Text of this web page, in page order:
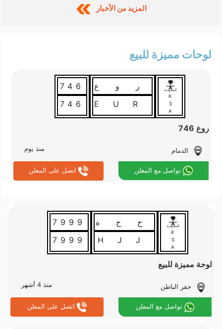
المزيد من الأخبار
لوحات مميزة للبيع
السعودية
K
S
A
ر و ع
RUE
746
746
روع 746
الدمام منذ يوم
اتصل على المعلن تواصل مع المعلن
السعودية
K
S
A
ح ح ه
JJH
7999
7999
لوحة مميزة للبيع
حفر الباطن منذ 4 أشهر